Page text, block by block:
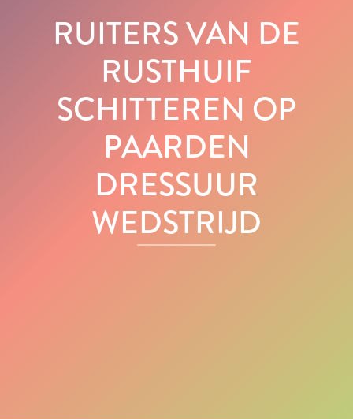
RUITERS VAN DE
RUSTHUIF
SCHITTEREN OP
PAARDEN
DRESSUUR
WEDSTRIJD